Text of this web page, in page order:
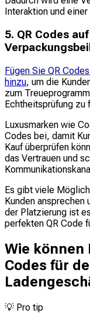
Interaktion und
5. QR Codes
Fügen Sie QR
hinzu, um die
zum
Echtheitsprüfung zu
Luxusmarken wie
Codes bei, damit
Kauf überprüfen
das Vertrauen und
Es gibt viele
Kunden ansprechen
der Platzierung ist
perfekten QR Code
Wie können
Codes für
💡 Pro tip